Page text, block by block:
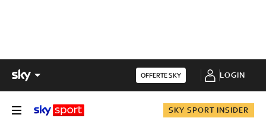
OFFERTE SKY LOGIN
SKY SPORT INSIDER